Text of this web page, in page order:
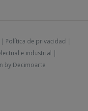
| Política de privacidad |
e industrial |
by Decimoarte